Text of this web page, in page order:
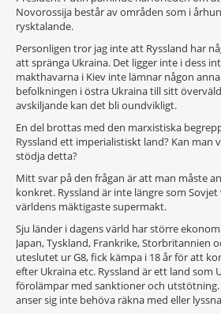
Novorossija består av områden som i
rysktalande.
Personligen tror jag inte att Ryssland har
att spränga Ukraina. Det ligger inte i dess
makthavarna i Kiev inte lämnar någon
befolkningen i östra Ukraina till sitt
avskiljande kan det bli oundvikligt.
En del brottas med den marxistiska
Ryssland ett imperialistiskt land? Kan man
stödja detta?
Mitt svar på den frågan är att man måste
konkret. Ryssland är inte längre som
världens mäktigaste supermakt.
Sju länder i dagens värld har större
Japan, Tyskland, Frankrike, Storbritannien
uteslutet ur G8, fick kämpa i 18 år för att
efter Ukraina etc. Ryssland är ett land som
förolämpar med sanktioner och
anser sig inte behöva räkna med eller